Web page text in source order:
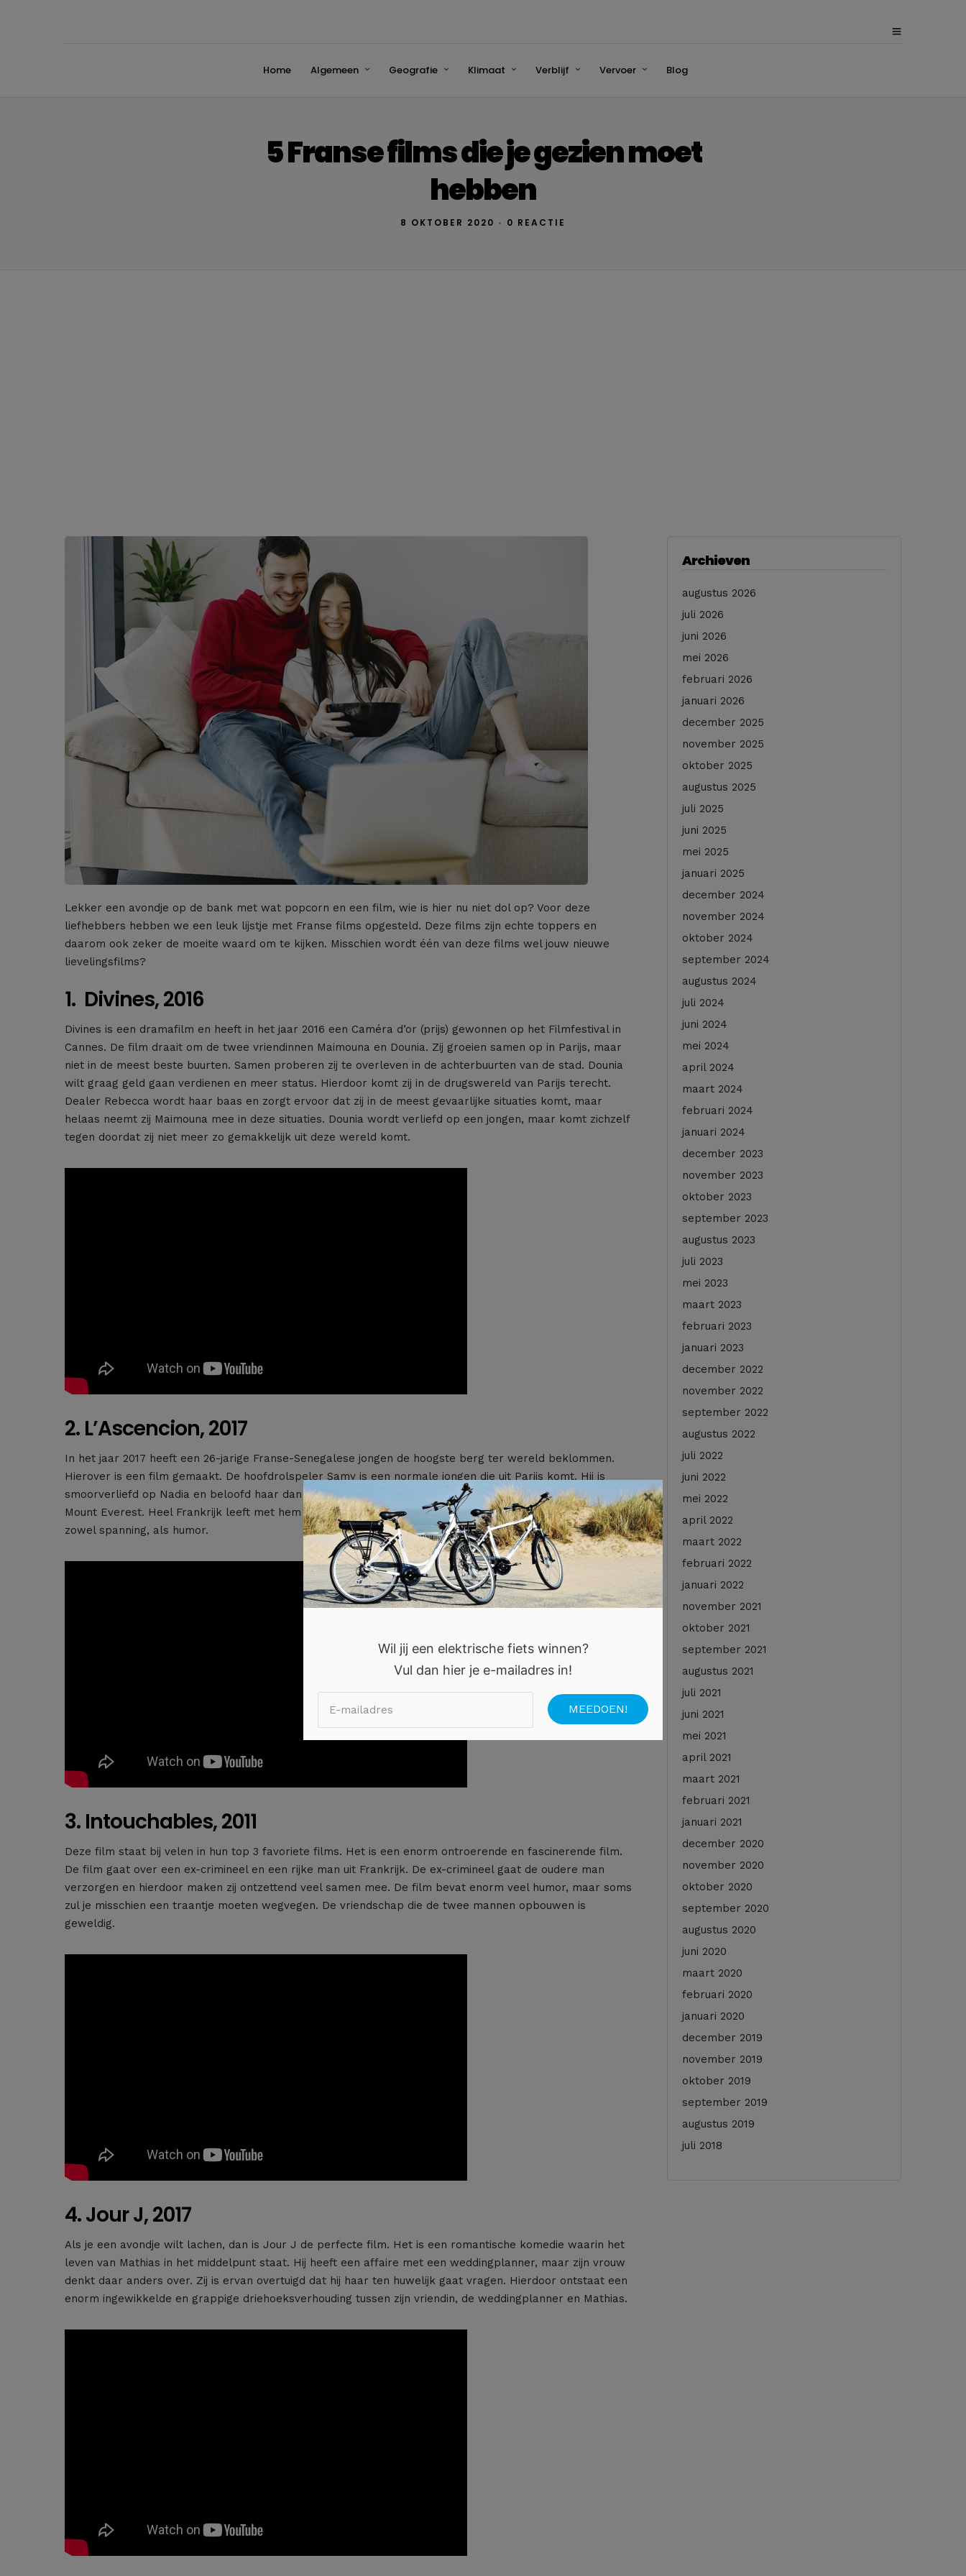
Home Algemeen Geografie Klimaat Verblijf Vervoer Blog
5 Franse films die je gezien moet
hebben
8 OKTOBER 2020 • 0 REACTIE
Lekker een avondje op de bank met wat popcorn en een film, wie is hier nu niet dol op? Voor deze
liefhebbers hebben we een leuk lijstje met Franse films opgesteld. Deze films zijn echte toppers en
daarom ook zeker de moeite waard om te kijken. Misschien wordt één van deze films wel jouw nieuwe
lievelingsfilms?
1. Divines, 2016
Divines is een dramafilm en heeft in het jaar 2016 een Caméra d’or (prijs) gewonnen op het Filmfestival in
Cannes. De film draait om de twee vriendinnen Maimouna en Dounia. Zij groeien samen op in Parijs, maar
niet in de meest beste buurten. Samen proberen zij te overleven in de achterbuurten van de stad. Dounia
wilt graag geld gaan verdienen en meer status. Hierdoor komt zij in de drugswereld van Parijs terecht.
Dealer Rebecca wordt haar baas en zorgt ervoor dat zij in de meest gevaarlijke situaties komt, maar
helaas neemt zij Maimouna mee in deze situaties. Dounia wordt verliefd op een jongen, maar komt zichzelf
tegen doordat zij niet meer zo gemakkelijk uit deze wereld komt.
2. L’Ascencion, 2017
In het jaar 2017 heeft een 26-jarige Franse-Senegalese jongen de hoogste berg ter wereld beklommen.
Hierover is een film gemaakt. De hoofdrolspeler Samy is een normale jongen die uit Parijs komt. Hij is
smoorverliefd op Nadia en beloofd haar dan ook de hoogste berg ter wereld voor haar te beklimmen, de
Mount Everest. Heel Frankrijk leeft met hem mee en steunt hem. Het is een avontuurlijk verhaal met
zowel spanning, als humor.
3. Intouchables, 2011
Deze film staat bij velen in hun top 3 favoriete films. Het is een enorm ontroerende en fascinerende film.
De film gaat over een ex-crimineel en een rijke man uit Frankrijk. De ex-crimineel gaat de oudere man
verzorgen en hierdoor maken zij ontzettend veel samen mee. De film bevat enorm veel humor, maar soms
zul je misschien een traantje moeten wegvegen. De vriendschap die de twee mannen opbouwen is
geweldig.
4. Jour J, 2017
Als je een avondje wilt lachen, dan is Jour J de perfecte film. Het is een romantische komedie waarin het
leven van Mathias in het middelpunt staat. Hij heeft een affaire met een weddingplanner, maar zijn vrouw
denkt daar anders over. Zij is ervan overtuigd dat hij haar ten huwelijk gaat vragen. Hierdoor ontstaat een
enorm ingewikkelde en grappige driehoeksverhouding tussen zijn vriendin, de weddingplanner en Mathias.
Archieven
augustus 2026
juli 2026
juni 2026
mei 2026
februari 2026
januari 2026
december 2025
november 2025
oktober 2025
augustus 2025
juli 2025
juni 2025
mei 2025
januari 2025
december 2024
november 2024
oktober 2024
september 2024
augustus 2024
juli 2024
juni 2024
mei 2024
april 2024
maart 2024
februari 2024
januari 2024
december 2023
november 2023
oktober 2023
september 2023
augustus 2023
juli 2023
mei 2023
maart 2023
februari 2023
januari 2023
december 2022
november 2022
september 2022
augustus 2022
juli 2022
juni 2022
mei 2022
april 2022
maart 2022
februari 2022
januari 2022
november 2021
oktober 2021
september 2021
augustus 2021
juli 2021
juni 2021
mei 2021
april 2021
maart 2021
februari 2021
januari 2021
december 2020
november 2020
oktober 2020
september 2020
augustus 2020
juni 2020
maart 2020
februari 2020
januari 2020
december 2019
november 2019
oktober 2019
september 2019
augustus 2019
juli 2018
Wil jij een elektrische fiets winnen?
Vul dan hier je e-mailadres in!
×